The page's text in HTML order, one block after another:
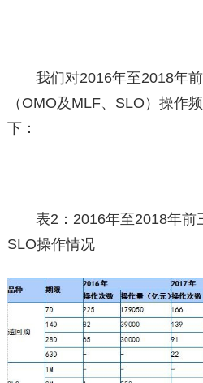
我们对2016年至2018年
（OMO及MLF、SLO）操作
下：
表2：2016年至2018年前
SLO操作情况